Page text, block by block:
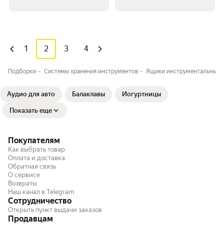
1 2 3 4
Подборки Системы хранения инструментов⁣ Ящики инструментальные
Аудио для авто Балаклавы Йогуртницы
Показать еще
Покупателям
Как выбрать товар
Оплата и доставка
Обратная связь
О сервисе
Возвраты
Наш канал в Telegram
Сотрудничество
Открыть пункт выдачи заказов
Продавцам